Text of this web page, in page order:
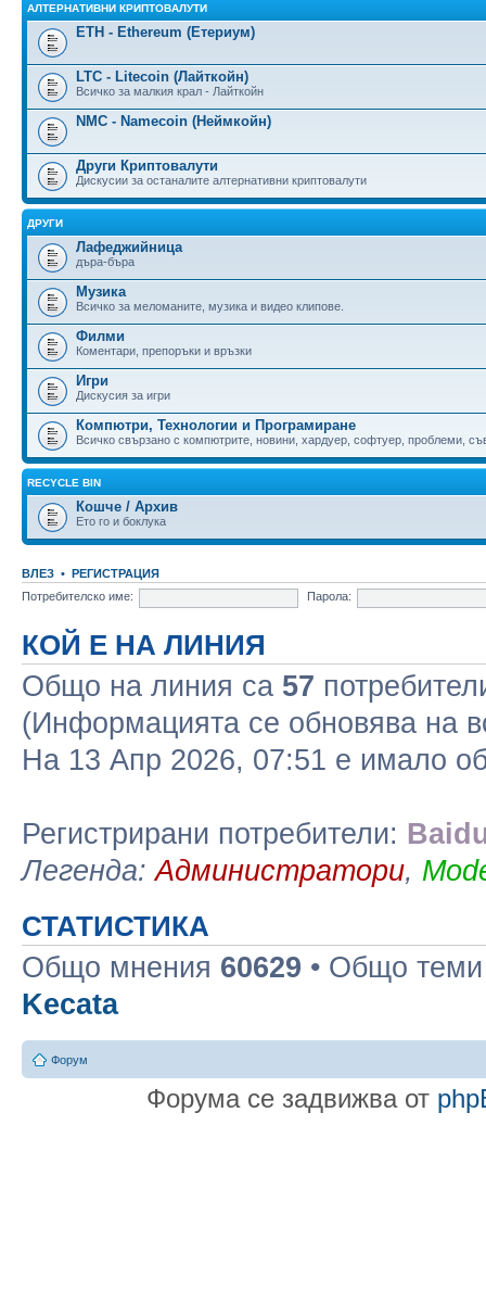
АЛТЕРНАТИВНИ КРИПТОВАЛУТИ
ETH - Ethereum (Етериум)
LTC - Litecoin (Лайткойн)
Всичко за малкия крал - Лайткойн
NMC - Namecoin (Неймкойн)
Други Криптовалути
Дискусии за останалите алтернативни криптовалути
ДРУГИ
Лафеджийница
дъра-бъра
Музика
Всичко за меломаните, музика и видео клипове.
Филми
Коментари, препоръки и връзки
Игри
Дискусия за игри
Компютри, Технологии и Програмиране
Всичко свързано с компютрите, новини, хардуер, софтуер, проблеми,
RECYCLE BIN
Кошче / Архив
Ето го и боклука
ВЛЕЗ • РЕГИСТРАЦИЯ
Потребителско име:
Парола:
КОЙ Е НА ЛИНИЯ
Общо на линия са 57
(Информацията се обновява на
На 13 Апр 2026, 07:51 е имало
Регистрирани потребители:
Легенда:Администратори,
СТАТИСТИКА
Общо мнения 60629 • Общо
Kecata
Форум
Форума се задвижва от